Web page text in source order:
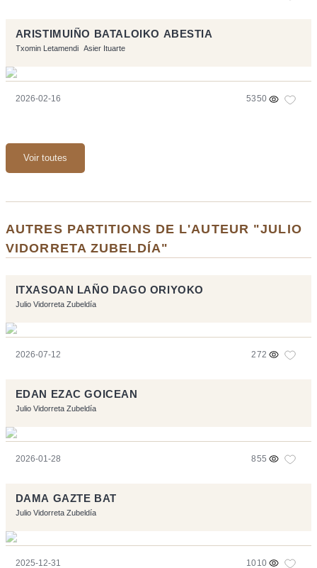
ARISTIMUIÑO BATALOIKO ABESTIA
Txomin Letamendi Asier Ituarte
2026-02-16 5350
Voir toutes
AUTRES PARTITIONS DE L'AUTEUR "JULIO
VIDORRETA ZUBELDÍA"
ITXASOAN LAÑO DAGO ORIYOKO
Julio Vidorreta Zubeldía
2026-07-12 272
EDAN EZAC GOICEAN
Julio Vidorreta Zubeldía
2026-01-28 855
DAMA GAZTE BAT
Julio Vidorreta Zubeldía
2025-12-31 1010